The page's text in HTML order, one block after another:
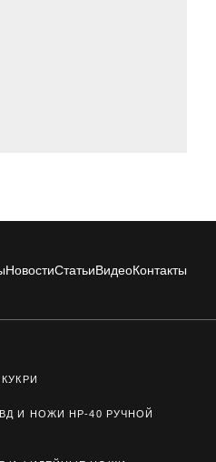
НовостиСтатьиВидеоКонтакты
И НОЖИ НР-40 РУЧНОЙ